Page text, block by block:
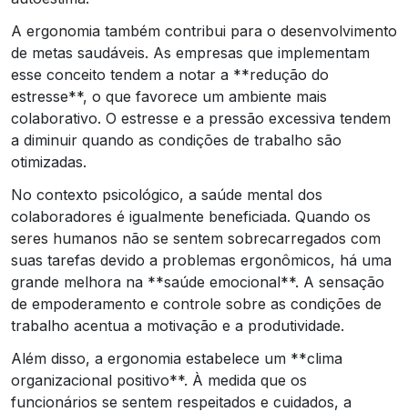
A ergonomia também contribui para o desenvolvimento
de metas saudáveis. As empresas que implementam
esse conceito tendem a notar a **redução do
estresse**, o que favorece um ambiente mais
colaborativo. O estresse e a pressão excessiva tendem
a diminuir quando as condições de trabalho são
otimizadas.
No contexto psicológico, a saúde mental dos
colaboradores é igualmente beneficiada. Quando os
seres humanos não se sentem sobrecarregados com
suas tarefas devido a problemas ergonômicos, há uma
grande melhora na **saúde emocional**. A sensação
de empoderamento e controle sobre as condições de
trabalho acentua a motivação e a produtividade.
Além disso, a ergonomia estabelece um **clima
organizacional positivo**. À medida que os
funcionários se sentem respeitados e cuidados, a